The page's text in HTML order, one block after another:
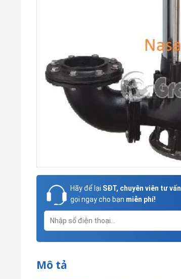
Hãy để lại SĐT, chuyên viên tư vấn
gọi ngay cho bạn miễn phí!
Mô tả